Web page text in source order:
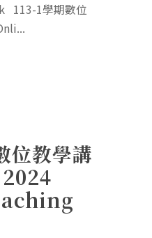
113-1學期數位
位教學講